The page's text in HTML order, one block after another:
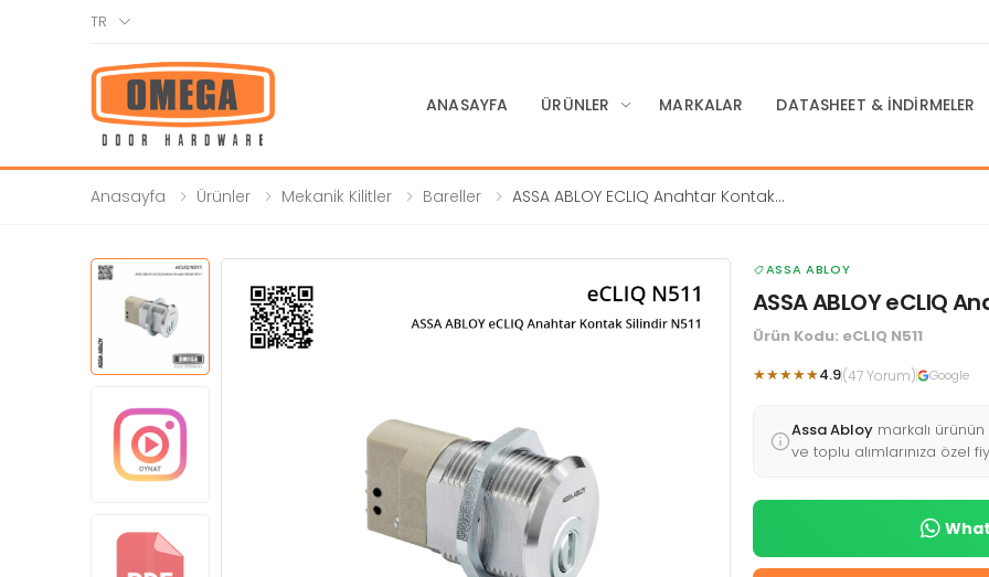
TR
ANASAYFA ÜRÜNLER MARKALAR DATASHEET & İNDIRMELER
Anasayfa Ürünler Mekanik Kilitler Bareller
ASSA ABLOY ECLIQ Anahtar Kontak
ASSA ABLOY
ASSA ABLOY eCLIQ
Ürün Kodu: eCLIQ N511
★★★★★4.9(47 Yorum) Google
Assa Abloy markalı ürünün
ve toplu alımlarınıza özel